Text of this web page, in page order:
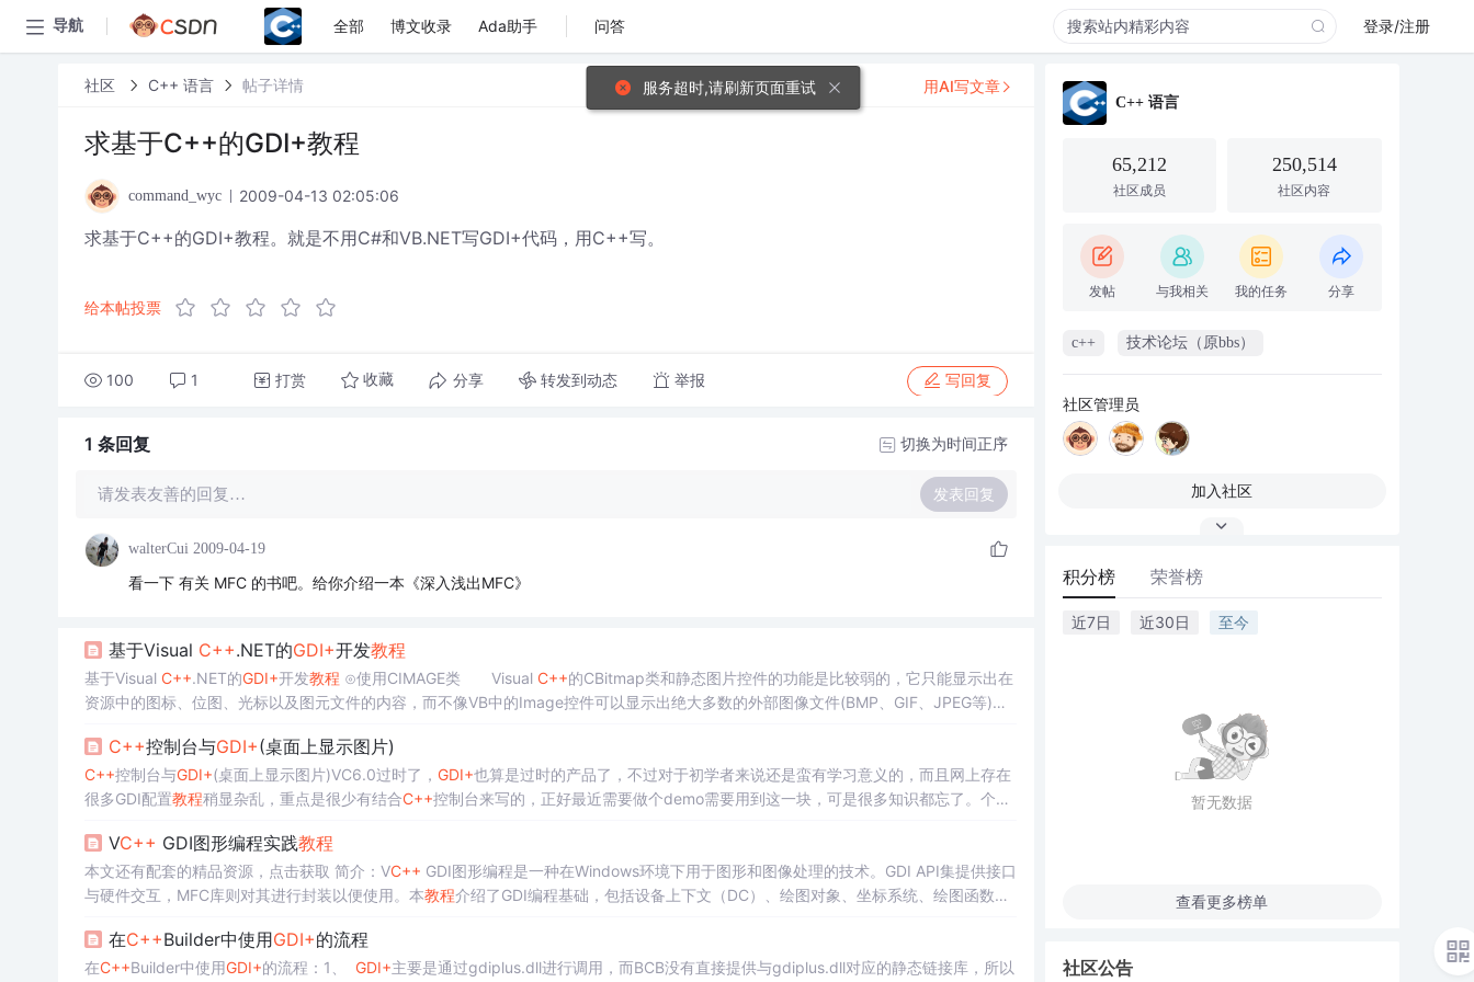
导航 全部 博文收录 Ada助手 问答 登录/注册
社区 C++ 语言 帖子详情
求基于C++的GDI+教程
command_wyc 2009-04-13 02:05:06
求基于C++的GDI+教程。就是不用C#和VB.NET写GDI+代码，用C++写。
给本帖投票
100 1 打赏 收藏 分享 转发到动态 举报 写回复
用AI写文章
1 条回复 切换为时间正序
请发表友善的回复… 发表回复
walterCui 2009-04-19
看一下 有关 MFC 的书吧。给你介绍一本《深入浅出MFC》
基于Visual C++.NET的GDI+开发教程
基于Visual C++.NET的GDI+开发教程 ⊙使用CIMAGE类 Visual C++的CBitmap类和静态图片控件的功能是比较弱的，它只能显示出在
资源中的图标、位图、光标以及图元文件的内容，而不像VB中的Image控件可以显示出绝大多数的外部图像文件(BMP、GIF、JPEG等)。
C++控制台与GDI+(桌面上显示图片)
C++控制台与GDI+(桌面上显示图片)VC6.0过时了， GDI+也算是过时的产品了，不过对于初学者来说还是蛮有学习意义的，而且网上存在
很多GDI配置教程稍显杂乱，重点是很少有结合C++控制台来写的，正好最近需要做个demo需要用到这一块，可是很多知识都忘了。个人
+库 VC++ GDI图形编程实践教程
本文还有配套的精品资源，点击获取 简介：VC++ GDI图形编程是一种在Windows环境下用于图形和图像处理的技术。GDI API集提供接口
与硬件交互，MFC库则对其进行封装以便使用。本教程介绍了GDI编程基础，包括设备上下文（DC）、绘图对象、坐标系统、绘图函数及
在C++Builder中使用GDI+的流程
在C++Builder中使用GDI+的流程：1、 GDI+主要是通过gdiplus.dll进行调用，而BCB没有直接提供与gdiplus.dll对应的静态链接库，所以
C++ 语言
65,212
社区成员
250,514
社区内容
发帖 与我相关 我的任务 分享
c++ 技术论坛（原bbs）
社区管理员
加入社区
积分榜 荣誉榜
近7日 近30日 至今
暂无数据
查看更多榜单
社区公告
服务超时,请刷新页面重试